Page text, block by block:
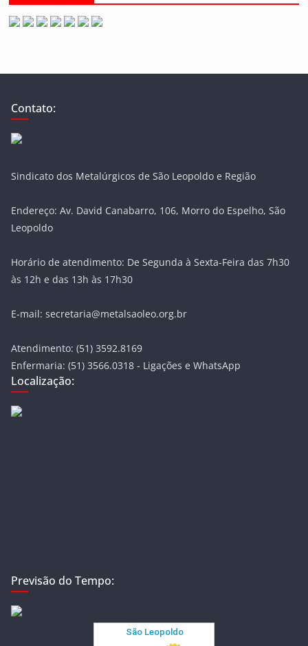
Contato:
Sindicato dos Metalúrgicos de São Leopoldo e Região
Endereço: Av. David Canabarro, 106, Morro do Espelho, São
Leopoldo
Horário de atendimento: De Segunda à Sexta-Feira das 7h30
às 12h e das 13h às 17h30
E-mail: secretaria@metalsaoleo.org.br
Atendimento: (51) 3592.8169
Enfermaria: (51) 3566.0318 - Ligações e WhatsApp
Localização:
Previsão do Tempo: